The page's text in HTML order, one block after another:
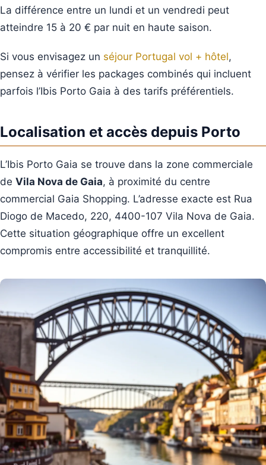
La différence entre un lundi et un vendredi peut
atteindre 15 à 20 € par nuit en haute saison.
Si vous envisagez un séjour Portugal vol + hôtel,
pensez à vérifier les packages combinés qui incluent
parfois l’Ibis Porto Gaia à des tarifs préférentiels.
Localisation et accès depuis Porto
L’Ibis Porto Gaia se trouve dans la zone commerciale
de Vila Nova de Gaia, à proximité du centre
commercial Gaia Shopping. L’adresse exacte est Rua
Diogo de Macedo, 220, 4400-107 Vila Nova de Gaia.
Cette situation géographique offre un excellent
compromis entre accessibilité et tranquillité.